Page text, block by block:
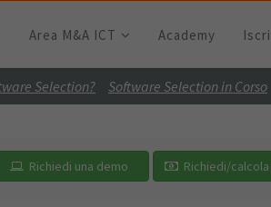
Area M&A ICT Academy
Selection? Software Selection in Corso
Richiedi una demo Richiedi/